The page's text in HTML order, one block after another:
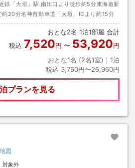
鉄「大垣」駅 南出口より徒歩約5分東海道新
20分名神自動車道「大垣」ICより約15分
おとな2名 1泊1部屋 合計
税込 7,520円 〜 53,920円
おとな1名 (2名1室)｜ 1泊
税込 3,760円〜26,960円
プランを見る
地図
対象外